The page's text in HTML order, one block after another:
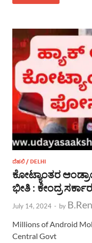
ದೆಹಲಿ / DELHI
ಕೋಟ್ಯಾಂತರ
ಭೀತಿ : ಕೇಂದ್ರ
July 14, 2024 - by
Millions of Android
Central Govt